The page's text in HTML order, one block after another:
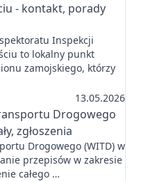
- kontakt, porady
Inspekcji
to lokalny punkt
zamojskiego, którzy
13.05.2026
Drogowego
zgłoszenia
Drogowego (WITD) w
przepisów w zakresie
całego …